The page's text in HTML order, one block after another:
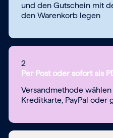
und den Gutschein mit
den Warenkorb legen
2
Per Post oder sofort als
Versandmethode
Kreditkarte, PayPal oder